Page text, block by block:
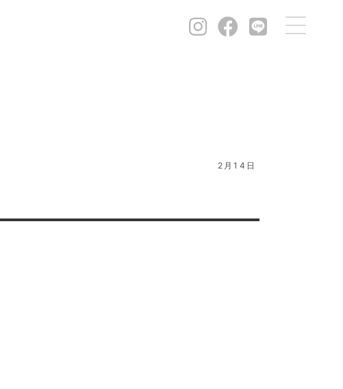
2月14日